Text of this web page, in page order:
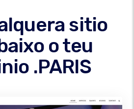
sitio
o teu
.PARIS